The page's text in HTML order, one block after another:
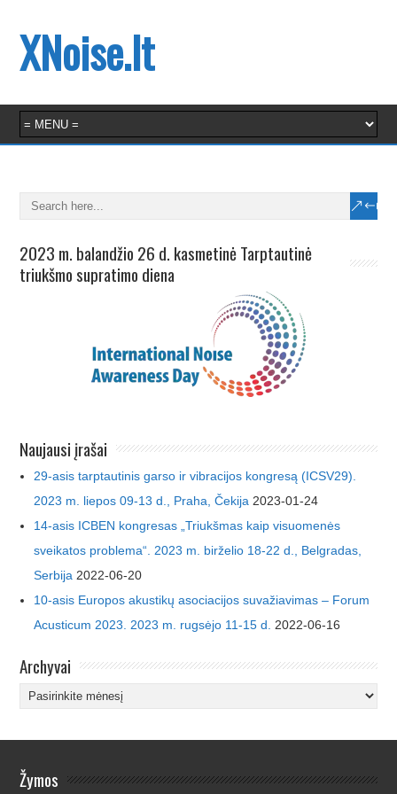
XNoise.lt
2023 m. balandžio 26 d. kasmetinė Tarptautinė
triukšmo supratimo diena
Naujausi įrašai
29-asis tarptautinis garso ir vibracijos kongresą (ICSV29).
2023 m. liepos 09-13 d., Praha, Čekija 2023-01-24
14-asis ICBEN kongresas „Triukšmas kaip visuomenės
sveikatos problema“. 2023 m. birželio 18-22 d., Belgradas,
Serbija 2022-06-20
10-asis Europos akustikų asociacijos suvažiavimas – Forum
Acusticum 2023. 2023 m. rugsėjo 11-15 d.
2022-06-16
Archyvai
Archyvai
Žymos